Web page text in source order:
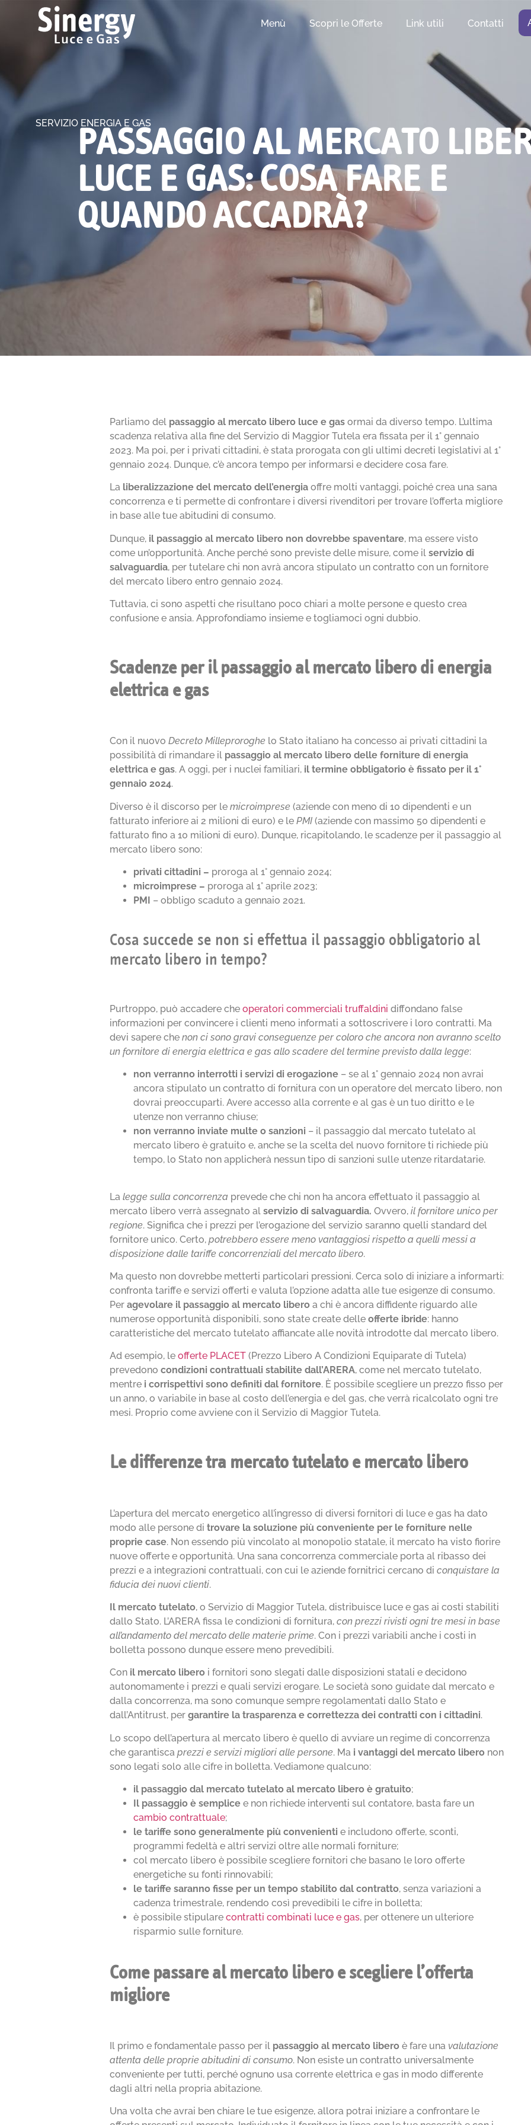
Menù Scopri le Offerte Link utili Contatti
SERVIZIO ENERGIA E GAS
PASSAGGIO AL MERCATO
LUCE E GAS: COSA FARE E
QUANDO ACCADRÀ?
Parliamo del passaggio al mercato libero luce e gas ormai da diverso tempo. L’ultima
scadenza relativa alla fine del Servizio di Maggior Tutela era fissata per il 1° gennaio
2023. Ma poi, per i privati cittadini, è stata prorogata con gli ultimi decreti legislativi al 1°
gennaio 2024. Dunque, c’è ancora tempo per informarsi e decidere cosa fare.
La liberalizzazione del mercato dell’energia offre molti vantaggi, poiché crea una sana
concorrenza e ti permette di confrontare i diversi rivenditori per trovare l’offerta migliore
in base alle tue abitudini di consumo.
Dunque, il passaggio al mercato libero non dovrebbe spaventare, ma essere visto
come un’opportunità. Anche perché sono previste delle misure, come ilservizio di
salvaguardia, per tutelare chi non avrà ancora stipulato un contratto con un fornitore
del mercato libero entro gennaio 2024.
Tuttavia, ci sono aspetti che risultano poco chiari a molte persone e questo crea
confusione e ansia. Approfondiamo insieme e togliamoci ogni dubbio.
Scadenze per il passaggio al mercato libero di energia
elettrica e gas
Con il nuovoDecreto Milleproroghe lo Stato italiano ha concesso ai privati cittadini la
possibilità di rimandare il passaggio al mercato libero delle forniture di energia
elettrica e gas. A oggi, per i nuclei familiari, il termine obbligatorio è fissato per il 1°
gennaio 2024.
Diverso è il discorso per lemicroimprese (aziende con meno di 10 dipendenti e un
fatturato inferiore ai 2 milioni di euro) e lePMI(aziende con massimo 50 dipendenti e
fatturato fino a 10 milioni di euro). Dunque, ricapitolando, le scadenze per il passaggio al
mercato libero sono:
privati cittadini – proroga al 1° gennaio 2024;
microimprese – proroga al 1° aprile 2023;
PMI – obbligo scaduto a gennaio 2021.
Cosa succede se non si effettua il passaggio obbligatorio al
mercato libero in tempo?
Purtroppo, può accadere cheoperatori commerciali truffaldini diffondano false
informazioni per convincere i clienti meno informati a sottoscrivere i loro contratti. Ma
devi sapere chenon ci sono gravi conseguenze per coloro che ancora non avranno scelto
un fornitore di energia elettrica e gas allo scadere del termine previsto dalla legge:
non verranno interrotti i servizi di erogazione – se al 1° gennaio 2024 non avrai
ancora stipulato un contratto di fornitura con un operatore del mercato libero, non
dovrai preoccuparti. Avere accesso alla corrente e al gas è un tuo diritto e le
utenze non verranno chiuse;
non verranno inviate multe o sanzioni – il passaggio dal mercato tutelato al
mercato libero è gratuito e, anche se la scelta del nuovo fornitore ti richiede più
tempo, lo Stato non applicherà nessun tipo di sanzioni sulle utenze ritardatarie.
Lalegge sulla concorrenza prevede che chi non ha ancora effettuato il passaggio al
mercato libero verrà assegnato alservizio di salvaguardia. Ovvero,il fornitore unico per
regione. Significa che i prezzi per l’erogazione del servizio saranno quelli standard del
fornitore unico. Certo,potrebbero essere meno vantaggiosi rispetto a quelli messi a
disposizione dalle tariffe concorrenziali del mercato libero.
Ma questo non dovrebbe metterti particolari pressioni. Cerca solo di iniziare a informarti:
confronta tariffe e servizi offerti e valuta l’opzione adatta alle tue esigenze di consumo.
Peragevolare il passaggio al mercato libero a chi è ancora diffidente riguardo alle
numerose opportunità disponibili, sono state create delleofferte ibride: hanno
caratteristiche del mercato tutelato affiancate alle novità introdotte dal mercato libero.
Ad esempio, leofferte PLACET (Prezzo Libero A Condizioni Equiparate di Tutela)
prevedonocondizioni contrattuali stabilite dall’ARERA, come nel mercato tutelato,
mentre i corrispettivi sono definiti dal fornitore. È possibile scegliere un prezzo fisso per
un anno, o variabile in base al costo dell’energia e del gas, che verrà ricalcolato ogni tre
mesi. Proprio come avviene con il Servizio di Maggior Tutela.
Le differenze tra mercato tutelato e mercato libero
L’apertura del mercato energetico all’ingresso di diversi fornitori di luce e gas ha dato
modo alle persone ditrovare la soluzione più conveniente per le forniture nelle
proprie case. Non essendo più vincolato al monopolio statale, il mercato ha visto fiorire
nuove offerte e opportunità. Una sana concorrenza commerciale porta al ribasso dei
prezzi e a integrazioni contrattuali, con cui le aziende fornitrici cercano diconquistare la
fiducia dei nuovi clienti.
Il mercato tutelato, o Servizio di Maggior Tutela, distribuisce luce e gas ai costi stabiliti
dallo Stato. L’ARERA fissa le condizioni di fornitura,con prezzi rivisti ogni tre mesi in base
all’andamento del mercato delle materie prime. Con i prezzi variabili anche i costi in
bolletta possono dunque essere meno prevedibili.
Con il mercato libero i fornitori sono slegati dalle disposizioni statali e decidono
autonomamente i prezzi e quali servizi erogare. Le società sono guidate dal mercato e
dalla concorrenza, ma sono comunque sempre regolamentati dallo Stato e
dall’Antitrust, pergarantire la trasparenza e correttezza dei contratti con i cittadini.
Lo scopo dell’apertura al mercato libero è quello di avviare un regime di concorrenza
che garantiscaprezzi e servizi migliori alle persone. Ma i vantaggi del mercato libero non
sono legati solo alle cifre in bolletta. Vediamone qualcuno:
il passaggio dal mercato tutelato al mercato libero è gratuito;
Il passaggio è semplice e non richiede interventi sul contatore, basta fare un
cambio contrattuale;
le tariffe sono generalmente più convenientie includono offerte, sconti,
programmi fedeltà e altri servizi oltre alle normali forniture;
col mercato libero è possibile scegliere fornitori che basano le loro offerte
energetiche su fonti rinnovabili;
le tariffe saranno fisse per un tempo stabilito dal contratto, senza variazioni a
cadenza trimestrale, rendendo così prevedibili le cifre in bolletta;
è possibile stipularecontratti combinati luce e gas, per ottenere un ulteriore
risparmio sulle forniture.
Come passare al mercato libero e scegliere l’offerta
migliore
Il primo e fondamentale passo per il passaggio al mercato libero è fare una valutazione
attenta delle proprie abitudini di consumo. Non esiste un contratto universalmente
conveniente per tutti, perché ognuno usa corrente elettrica e gas in modo differente
dagli altri nella propria abitazione.
Una volta che avrai ben chiare le tue esigenze, allora potrai iniziare a confrontare le